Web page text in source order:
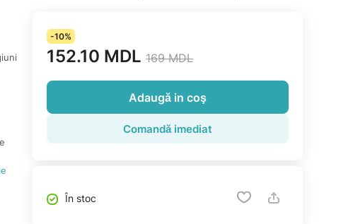
-10%
152.10 MDL 169 MDL
Adaugă in coş
Comandă imediat
În stoc